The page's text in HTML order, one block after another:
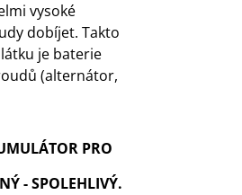
vysoké
dobíjet. Takto
je baterie
(alternátor,
PRO
- SPOLEHLIVÝ.